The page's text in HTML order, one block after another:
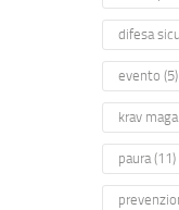
difesa
evento (5)
krav maga
paura(11)